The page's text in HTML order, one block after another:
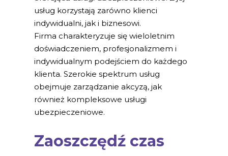
usług korzystają zarówno klienci
indywidualni, jak i biznesowi.
Firma charakteryzuje się wieloletnim
doświadczeniem, profesjonalizmem i
indywidualnym podejściem do każdego
klienta. Szerokie spektrum usług
obejmuje zarządzanie akcyzą, jak
również kompleksowe usługi
ubezpieczeniowe.
Zaoszczędź czas